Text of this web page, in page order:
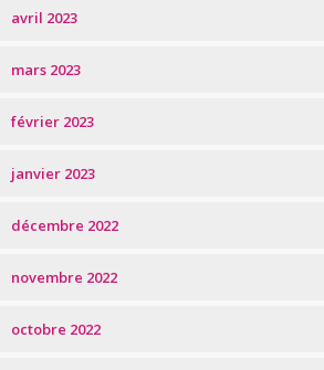
avril 2023
mars 2023
février 2023
janvier 2023
décembre 2022
novembre 2022
octobre 2022